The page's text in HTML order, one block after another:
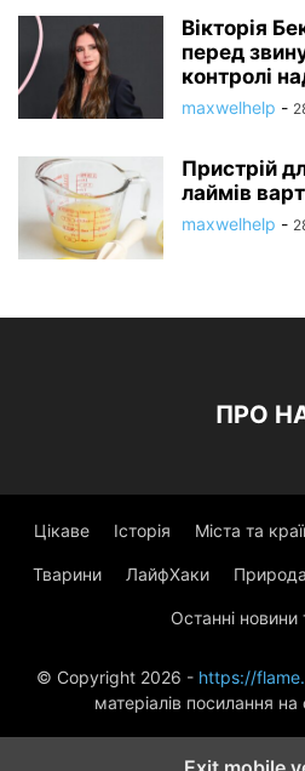
Вікторія
перед
контролі
maxwelhelp -
Пристрій
лаймів
maxwelhelp -
ПРО
Цікаве Історія Міста та
Тварини ЛайфХаки Природа
Останні новини
© Copyright 2026 - https://
матеріалів посилання